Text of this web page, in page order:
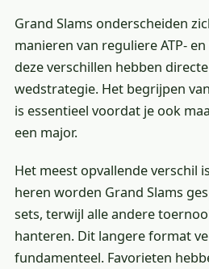
Grand Slams onderscheiden
manieren van reguliere ATP-
deze verschillen hebben
wedstrategie. Het begrijpen
is essentieel voordat je ook
een major.
Het meest opvallende verschil
heren worden Grand Slams
sets, terwijl alle andere
hanteren. Dit langere format
fundamenteel. Favorieten